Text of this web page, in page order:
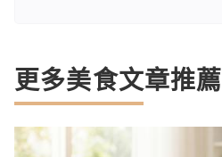
更多美食文章推薦